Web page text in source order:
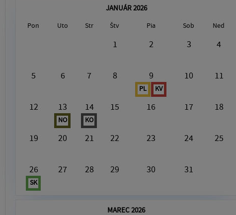
JANUÁR 2026
Pon Uto Str Štv Pia Sob Ned
1 2 3 4
5 6 7 8 9
PL KV
10 11
12 13
NO
14
KO
15 16 17 18
19 20 21 22 23 24 25
26
SK
27 28 29 30 31
MAREC 2026